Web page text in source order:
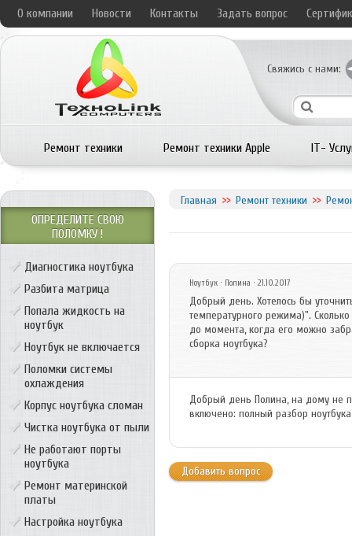
О компании Новости Контакты Задать вопрос
Свяжись с нами:
Ремонт техники Ремонт техники Apple IT-
Главная Ремонт техники
Ноутбук · Полина · 21.10.2017
Добрый день. Хотелось бы
температурного режима)".
до момента, когда его можно
сборка ноутбука?
Добрый день Полина, на дому не
включено: полный разбор
Добавить вопрос
ОПРЕДЕЛИТЕ СВОЮ
ПОЛОМКУ !
Диагностика ноутбука
Разбита матрица
Попала жидкость на
ноутбук
Ноутбук не включается
Поломки системы
охлаждения
Корпус ноутбука сломан
Чистка ноутбука от пыли
Не работают порты
ноутбука
Ремонт материнской
платы
Настройка ноутбука